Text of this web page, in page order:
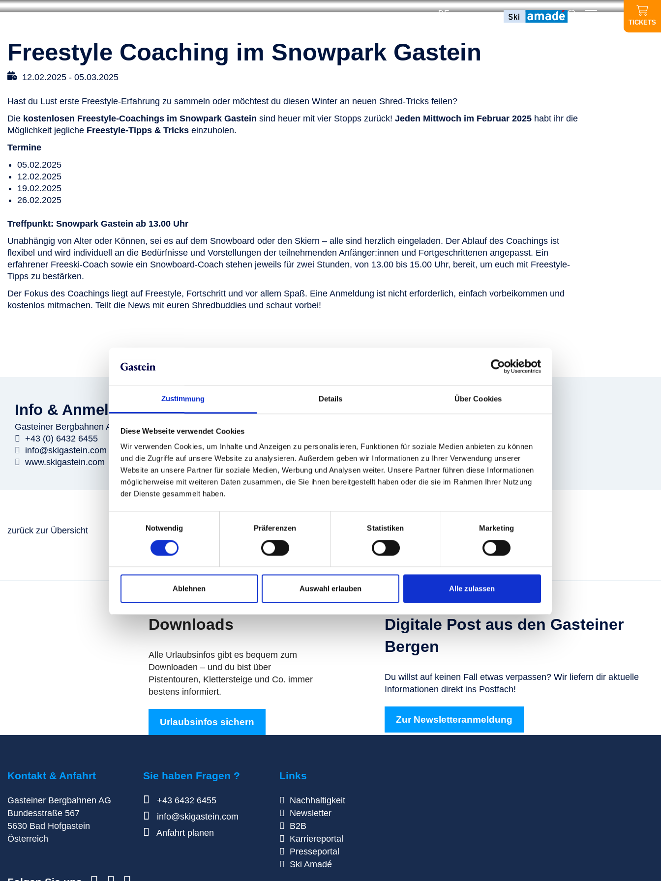
Zustimmung Details Über Cookies
Diese Webseite verwendet Cookies
Wir verwenden Cookies, um Inhalte und Anzeigen zu personalisieren, Funktionen für soziale Medien anbieten zu können
und die Zugriffe auf unsere Website zu analysieren. Außerdem geben wir Informationen zu Ihrer Verwendung unserer
Website an unsere Partner für soziale Medien, Werbung und Analysen weiter. Unsere Partner führen diese Informationen
möglicherweise mit weiteren Daten zusammen, die Sie ihnen bereitgestellt haben oder die sie im Rahmen Ihrer Nutzung
der Dienste gesammelt haben.
Notwendig
Präferenzen Statistiken Marketing
Ablehnen Auswahl erlauben Alle zulassen
DE
TICKETS
Freestyle Coaching im Snowpark Gastein
12.02.2025-05.03.2025
Hast du Lust erste Freestyle-Erfahrung zu sammeln oder möchtest du diesen Winter an neuen Shred-Tricks feilen?
Die kostenlosen Freestyle-Coachings im Snowpark Gastein sind heuer mit vier Stopps zurück! Jeden Mittwoch im Februar 2025 habt ihr die
Möglichkeit jegliche Freestyle-Tipps & Tricks einzuholen.
Termine
05.02.2025
12.02.2025
19.02.2025
26.02.2025
Treffpunkt: Snowpark Gastein ab 13.00 Uhr
Unabhängig von Alter oder Können, sei es auf dem Snowboard oder den Skiern – alle sind herzlich eingeladen. Der Ablauf des Coachings ist
flexibel und wird individuell an die Bedürfnisse und Vorstellungen der teilnehmenden Anfänger:innen und Fortgeschrittenen angepasst. Ein
erfahrener Freeski-Coach sowie ein Snowboard-Coach stehen jeweils für zwei Stunden, von 13.00 bis 15.00 Uhr, bereit, um euch mit Freestyle-
Tipps zu bestärken.
Der Fokus des Coachings liegt auf Freestyle, Fortschritt und vor allem Spaß. Eine Anmeldung ist nicht erforderlich, einfach vorbeikommen und
kostenlos mitmachen. Teilt die News mit euren Shredbuddies und schaut vorbei!
Info & Anmeldung
Gasteiner Bergbahnen AG
+43 (0) 6432 6455
info@skigastein.com
www.skigastein.com
Veranstaltungsort
5645 Bad Gastein
erreichbar mit Angertalbahn und Stubnerkogelbahn
zurück zur Übersicht
Downloads
Alle Urlaubsinfos gibt es bequem zum
Downloaden – und du bist über
Pistentouren, Klettersteige und Co. immer
bestens informiert.
Urlaubsinfos sichern
Digitale Post aus den Gasteiner
Bergen
Du willst auf keinen Fall etwas verpassen? Wir liefern dir aktuelle
Informationen direkt ins Postfach!
Zur Newsletteranmeldung
Kontakt & Anfahrt
Gasteiner Bergbahnen AG
Bundesstraße 567
5630 Bad Hofgastein
Österreich
Sie haben Fragen ?
+43 6432 6455
info@skigastein.com
Anfahrt planen
Links
Nachhaltigkeit
Newsletter
B2B
Karriereportal
Presseportal
Ski Amadé